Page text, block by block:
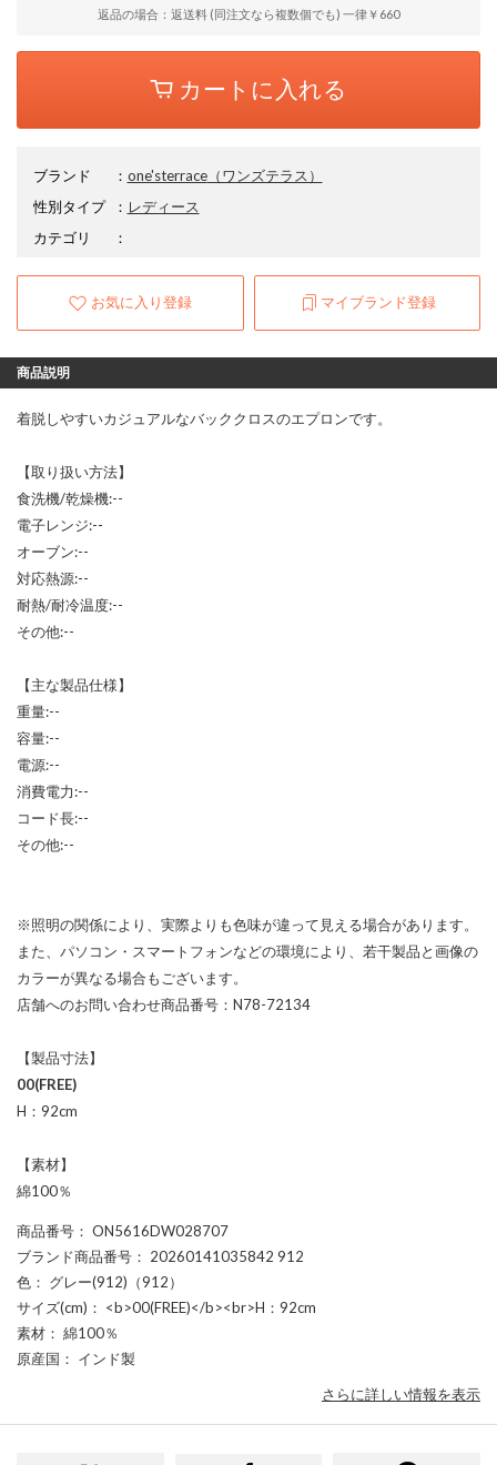
返品の場合：返送料 (同注文なら複数個でも) 一律￥660
カートに入れる
ブランド ： one'sterrace（ワンズテラス）
性別タイプ
： レディース
カテゴリ
：
お気に入り登録 マイブランド登録
商品説明
着脱しやすいカジュアルなバッククロスのエプロンです。
【取り扱い方法】
食洗機/乾燥機:--
電子レンジ:--
オーブン:--
対応熱源:--
耐熱/耐冷温度:--
その他:--
【主な製品仕様】
重量:--
容量:--
電源:--
消費電力:--
コード長:--
その他:--
※照明の関係により、実際よりも色味が違って見える場合があります。
また、パソコン・スマートフォンなどの環境により、若干製品と画像の
カラーが異なる場合もございます。
店舗へのお問い合わせ商品番号：N78-72134
【製品寸法】
00(FREE)
H：92cm
【素材】
綿100％
商品番号 ： ON5616DW028707
ブランド商品番号 ： 20260141035842 912
色 ： グレー(912)（912）
サイズ(cm) ： <b>00(FREE)</b><br>H：92cm
素材 ： 綿100％
原産国 ： インド製
さらに詳しい情報を表示